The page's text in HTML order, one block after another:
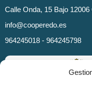
Calle Onda, 15 Bajo
info@cooperedo.es
964245018 - 964245798